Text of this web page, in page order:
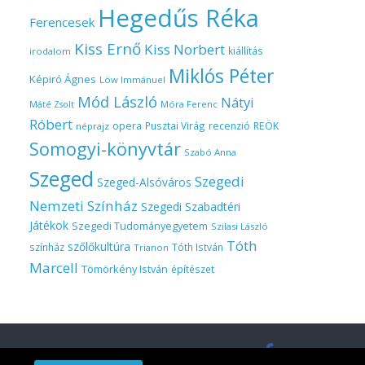
Ferencesek Hegedűs Réka
irodalom Kiss Ernő Kiss Norbert kiállítás
Képiró Ágnes Löw Immánuel Miklós Péter
Máté Zsolt Mód László Móra Ferenc Nátyi
Róbert néprajz opera Pusztai Virág recenzió REÖK
Somogyi-könyvtár Szabó Anna
Szeged Szeged-Alsóváros Szegedi
Nemzeti Színház Szegedi Szabadtéri
Játékok Szegedi Tudományegyetem Szilasi László
színház szőlőkultúra Trianon Tóth István Tóth
Marcell Tömörkény István építészet